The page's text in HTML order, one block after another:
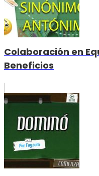
Colaboración en
Beneficios